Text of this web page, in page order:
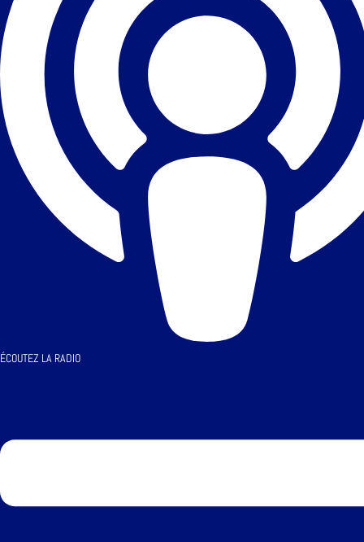
ÉCOUTEZ LA RADIO